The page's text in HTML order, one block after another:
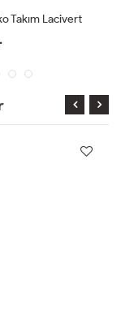
Takım Lacivert